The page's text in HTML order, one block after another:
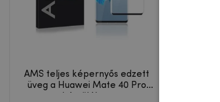
AMS teljes képernyős edzett
üveg a Huawei Mate 40 Pro